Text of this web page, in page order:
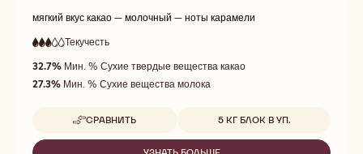
мягкий вкус какао — молочный — ноты карамели
3
out
of
5
Текучесть
текучесть
32.7% Мин. % Сухие твердые вещества какао
27.3% Мин. % Сухие вещества молока
СРАВНИТЬ
-
845
Доступные размеры
5 КГ БЛОК В УП.